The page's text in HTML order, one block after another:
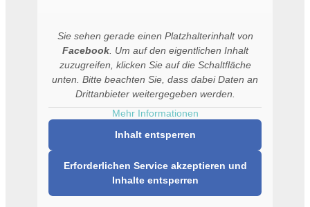
Sie sehen gerade einen Platzhalterinhalt von
Facebook. Um auf den eigentlichen Inhalt
zuzugreifen, klicken Sie auf die Schaltfläche
unten. Bitte beachten Sie, dass dabei Daten an
Drittanbieter weitergegeben werden.
Mehr Informationen
Inhalt entsperren
Erforderlichen Service akzeptieren und
Inhalte entsperren